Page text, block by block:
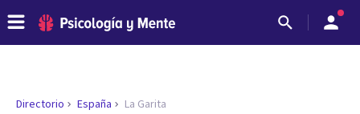
Directorio España La Garita